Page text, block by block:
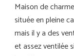
Maison de
située en pleine
mais il y a des
et assez ventilée